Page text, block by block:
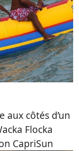
aux côtés d’un
Flocka
CapriSun